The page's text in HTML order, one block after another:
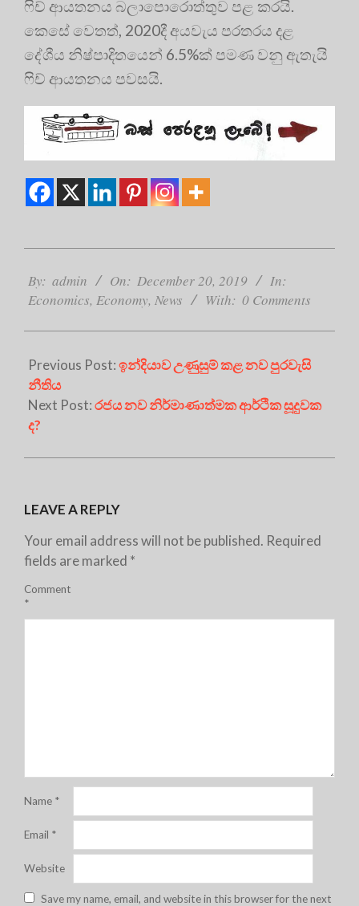
ෆිච් ආයතනය බලාපොරොත්තුව පළ කරයි.
කෙසේ වෙතත්, 2020දී අයවැය පරතරය දළ
දේශීය නිෂ්පාදිතයෙන් 6.5%ක් පමණ වනු ඇතැයි
ෆිච් ආයතනය පවසයි.
12-
20
By: admin On: December 20, 2019
In:
Economics, Economy, News With: 0 Comments
Previous Post:ඉන්දියාව උණුසුම් කළ නව පුරවැසි
නීතිය
Next Post:රජය නව නිර්මාණාත්මක ආර්ථික සූදුවක
ද?
LEAVE A REPLY
Your email address will not be published. Required
fields are marked *
Comment
*
Name *
Email *
Website
Save my name, email, and website in this browser for the next